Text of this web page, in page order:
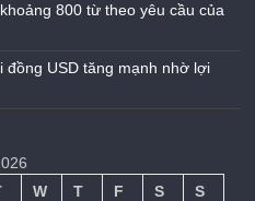
800 từ theo yêu cầu của
đồng USD tăng mạnh nhờ lợi
W T F S
S